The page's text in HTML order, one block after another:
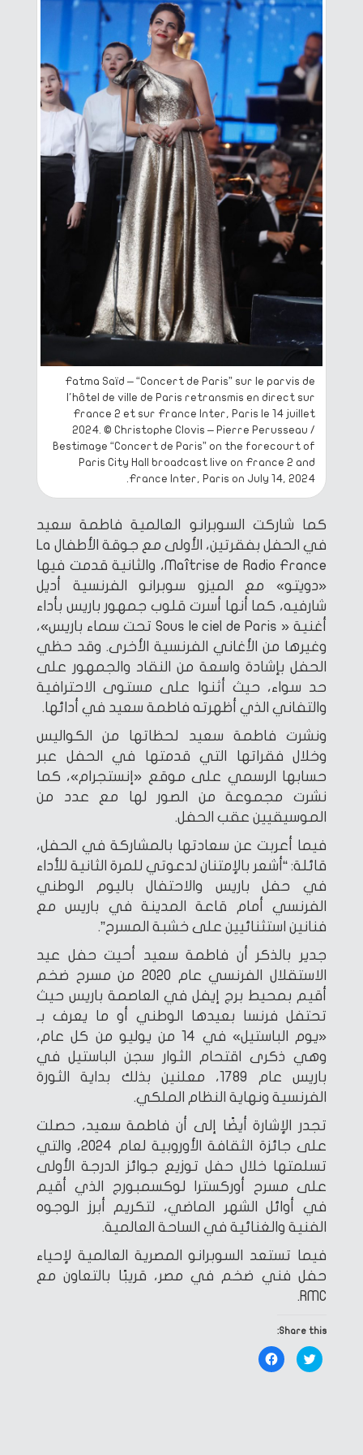
Fatma Saïd – “Concert de Paris” sur le parvis de
l'hôtel de ville de Paris retransmis en direct sur
France 2 et sur France Inter, Paris le 14 juillet
2024. © Christophe Clovis – Pierre Perusseau /
Bestimage “Concert de Paris” on the forecourt of
Paris City Hall broadcast live on France 2 and
France Inter, Paris on July 14, 2024.
كما شاركت السوبرانو العالمية فاطمة سعيد
في الحفل بفقرتين، الأولى مع جوقة الأطفال La
Maîtrise de Radio France، والثانية قدمت فيها
«دويتو» مع الميزو سوبرانو الفرنسية أديل
شارفيه، كما أنها أسرت قلوب جمهور باريس بأداء
أغنية « Sous le ciel de Paris تحت سماء باريس»،
وغيرها من الأغاني الفرنسية الأخرى. وقد حظي
الحفل بإشادة واسعة من النقاد والجمهور على
حد سواء، حيث أثنوا على مستوى الاحترافية
والتفاني الذي أظهرته فاطمة سعيد في أدائها.
ونشرت فاطمة سعيد لحظاتها من الكواليس
وخلال فقراتها التي قدمتها في الحفل عبر
حسابها الرسمي على موقع «إنستجرام»، كما
نشرت مجموعة من الصور لها مع عدد من
الموسيقيين عقب الحفل.
فيما أعربت عن سعادتها بالمشاركة في الحفل،
قائلة: “أشعر بالإمتنان لدعوتي للمرة الثانية للأداء
في حفل باريس والاحتفال باليوم الوطني
الفرنسي أمام قاعة المدينة في باريس مع
فنانين استثنائيين على خشبة المسرح”.
جدير بالذكر أن فاطمة سعيد أحيت حفل عيد
الاستقلال الفرنسي عام 2020 من مسرح ضخم
أقيم بمحيط برج إيفل في العاصمة باريس حيث
تحتفل فرنسا بعيدها الوطني أو ما يعرف بـ
«يوم الباستيل» في 14 من يوليو من كل عام،
وهي ذكرى اقتحام الثوار سجن الباستيل في
باريس عام 1789، معلنين بذلك بداية الثورة
الفرنسية ونهاية النظام الملكي.
تجدر الإشارة أيضًا إلى أن فاطمة سعيد، حصلت
على جائزة الثقافة الأوروبية لعام 2024، والتي
تسلمتها خلال حفل توزيع جوائز الدرجة الأولى
على مسرح أوركسترا لوكسمبورج الذي أقيم
في أوائل الشهر الماضي، لتكريم أبرز الوجوه
الفنية والغنائية في الساحة العالمية.
فيما تستعد السوبرانو المصرية العالمية لإحياء
حفل فني ضخم في مصر، قريبًا بالتعاون مع
RMC.
Share this:
Click
to
share
Click
to